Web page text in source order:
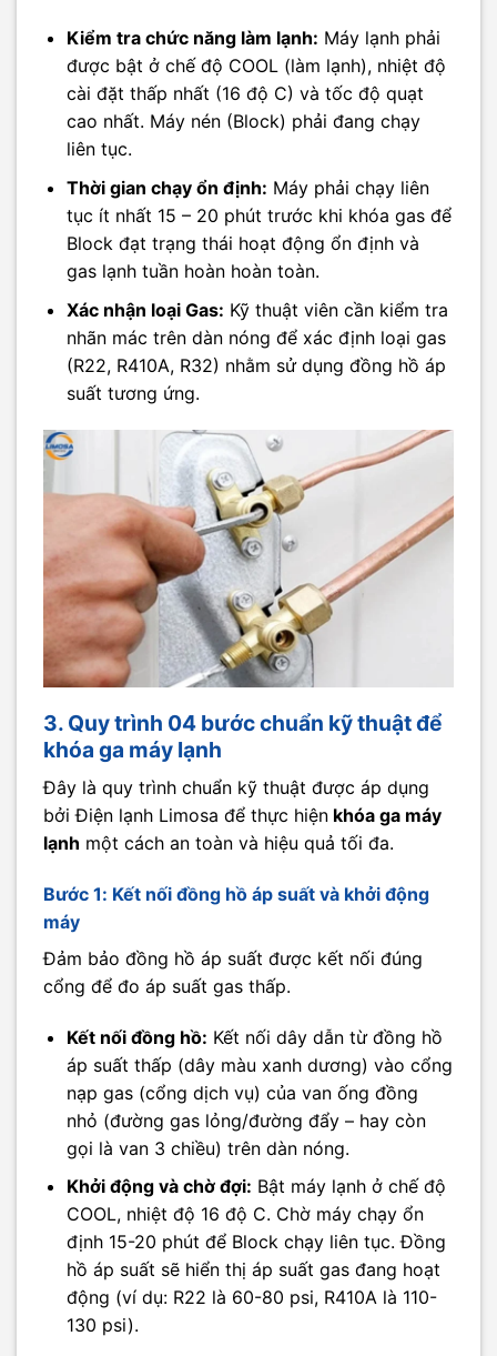
Kiểm tra chức năng làm lạnh: Máy lạnh phải
được bật ở chế độ COOL (làm lạnh), nhiệt độ
cài đặt thấp nhất (16 độ C) và tốc độ quạt
cao nhất. Máy nén (Block) phải đang chạy
liên tục.
Thời gian chạy ổn định: Máy phải chạy liên
tục ít nhất 15 – 20 phút trước khi khóa gas để
Block đạt trạng thái hoạt động ổn định và
gas lạnh tuần hoàn hoàn toàn.
Xác nhận loại Gas: Kỹ thuật viên cần kiểm tra
nhãn mác trên dàn nóng để xác định loại gas
(R22, R410A, R32) nhằm sử dụng đồng hồ áp
suất tương ứng.
3. Quy trình 04 bước chuẩn kỹ thuật để
khóa ga máy lạnh
Đây là quy trình chuẩn kỹ thuật được áp dụng
bởi Điện lạnh Limosa để thực hiện khóa ga máy
lạnh một cách an toàn và hiệu quả tối đa.
Bước 1: Kết nối đồng hồ áp suất và khởi động
máy
Đảm bảo đồng hồ áp suất được kết nối đúng
cổng để đo áp suất gas thấp.
Kết nối đồng hồ: Kết nối dây dẫn từ đồng hồ
áp suất thấp (dây màu xanh dương) vào cổng
nạp gas (cổng dịch vụ) của van ống đồng
nhỏ (đường gas lỏng/đường đẩy – hay còn
gọi là van 3 chiều) trên dàn nóng.
Khởi động và chờ đợi: Bật máy lạnh ở chế độ
COOL, nhiệt độ 16 độ C. Chờ máy chạy ổn
định 15-20 phút để Block chạy liên tục. Đồng
hồ áp suất sẽ hiển thị áp suất gas đang hoạt
động (ví dụ: R22 là 60-80 psi, R410A là 110-
130 psi).